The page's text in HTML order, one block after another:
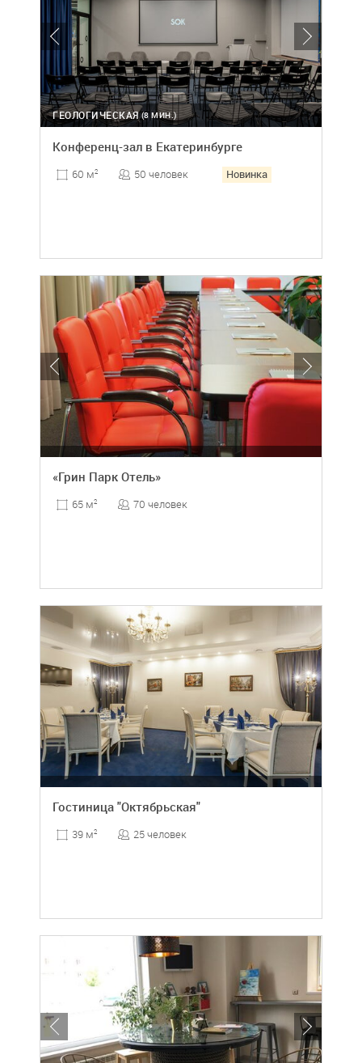
(8 МИН.)
ГЕОЛОГИЧЕСКАЯ
Конференц-зал в Екатеринбурге
60 м2 50 человек Новинка
«Грин Парк Отель»
65 м2 70 человек
Гостиница "Октябрьская"
39 м2 25 человек